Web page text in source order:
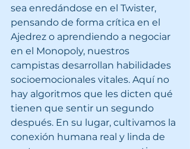
sea enredándose en el Twister,
pensando de forma crítica en el
Ajedrez o aprendiendo a negociar
en el Monopoly, nuestros
campistas desarrollan habilidades
socioemocionales vitales. Aquí no
hay algoritmos que les dicten qué
tienen que sentir un segundo
después. En su lugar, cultivamos la
conexión humana real y linda de